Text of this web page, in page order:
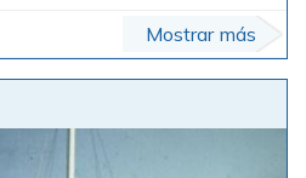
Mostrar más